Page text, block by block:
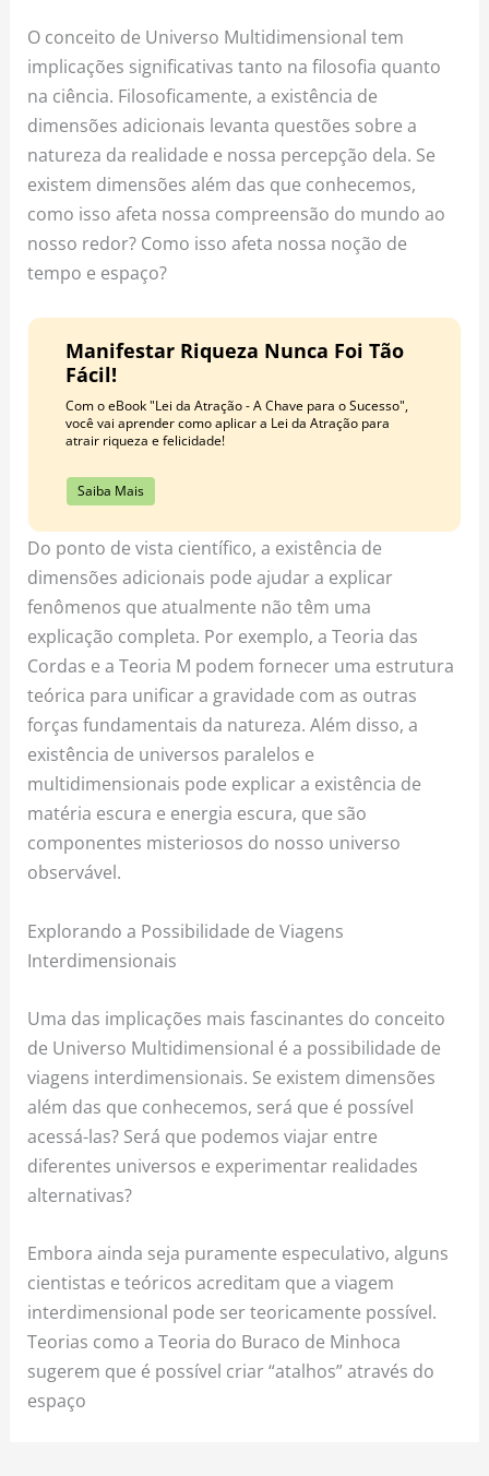
O conceito de Universo Multidimensional tem
implicações significativas tanto na filosofia quanto
na ciência. Filosoficamente, a existência de
dimensões adicionais levanta questões sobre a
natureza da realidade e nossa percepção dela. Se
existem dimensões além das que conhecemos,
como isso afeta nossa compreensão do mundo ao
nosso redor? Como isso afeta nossa noção de
tempo e espaço?
Manifestar Riqueza Nunca Foi Tão
Fácil!
Com o eBook "Lei da Atração - A Chave para o Sucesso",
você vai aprender como aplicar a Lei da Atração para
atrair riqueza e felicidade!
Saiba Mais
Do ponto de vista científico, a existência de
dimensões adicionais pode ajudar a explicar
fenômenos que atualmente não têm uma
explicação completa. Por exemplo, a Teoria das
Cordas e a Teoria M podem fornecer uma estrutura
teórica para unificar a gravidade com as outras
forças fundamentais da natureza. Além disso, a
existência de universos paralelos e
multidimensionais pode explicar a existência de
matéria escura e energia escura, que são
componentes misteriosos do nosso universo
observável.
Explorando a Possibilidade de Viagens
Interdimensionais
Uma das implicações mais fascinantes do conceito
de Universo Multidimensional é a possibilidade de
viagens interdimensionais. Se existem dimensões
além das que conhecemos, será que é possível
acessá-las? Será que podemos viajar entre
diferentes universos e experimentar realidades
alternativas?
Embora ainda seja puramente especulativo, alguns
cientistas e teóricos acreditam que a viagem
interdimensional pode ser teoricamente possível.
Teorias como a Teoria do Buraco de Minhoca
sugerem que é possível criar “atalhos” através do
espaço